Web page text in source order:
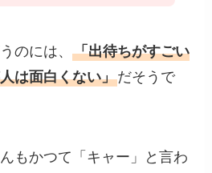
のには、「出待ちがすごい
は面白くない」だそうで
もかつて「キャー」と言わ